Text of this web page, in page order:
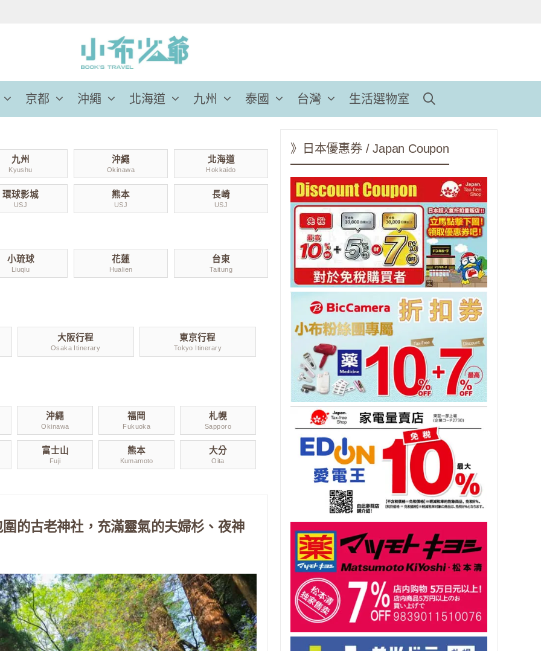
京都 沖繩 北海道 九州 泰國 台灣 生活選物室
九州
Kyushu
沖繩
Okinawa
北海道
Hokkaido
環球影城
USJ
熊本
USJ
長崎
USJ
小琉球
Liuqiu
花蓮
Hualien
台東
Taitung
大阪行程
Osaka Itinerary
東京行程
Tokyo Itinerary
沖繩
Okinawa
福岡
Fukuoka
札幌
Sapporo
富士山
Fuji
熊本
Kumamoto
大分
Oita
的古老神社，充滿靈氣的夫婦杉、夜神
》日本優惠券 / Japan Coupon